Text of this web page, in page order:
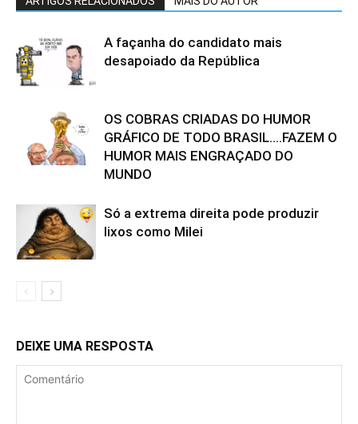
A façanha do candidato mais
desapoiado da República
OS COBRAS CRIADAS DO HUMOR
GRÁFICO DE TODO BRASIL….FAZEM O
HUMOR MAIS ENGRAÇADO DO
MUNDO
Só a extrema direita pode produzir
lixos como Milei
DEIXE UMA RESPOSTA